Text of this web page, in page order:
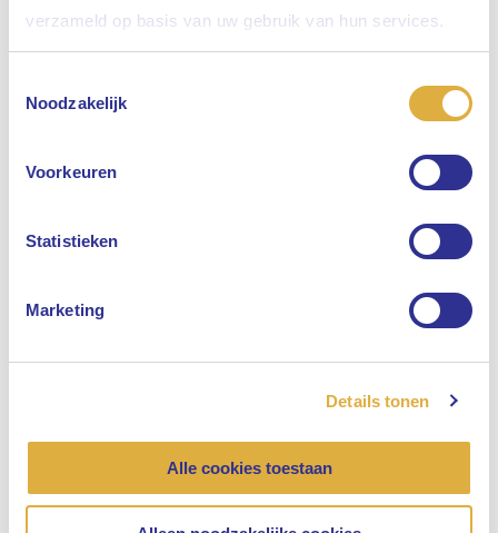
verzameld op basis van uw gebruik van hun services.
Noodzakelijk
Voorkeuren
Statistieken
Marketing
Details tonen
Alle cookies toestaan